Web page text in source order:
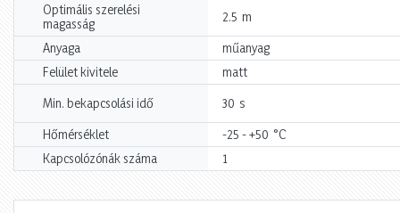
Optimális szerelési
magasság
2.5 m
Anyaga
műanyag
Felület kivitele
matt
Min. bekapcsolási idő 30 s
Hőmérséklet -25 - +50 °C
Kapcsolózónák száma 1